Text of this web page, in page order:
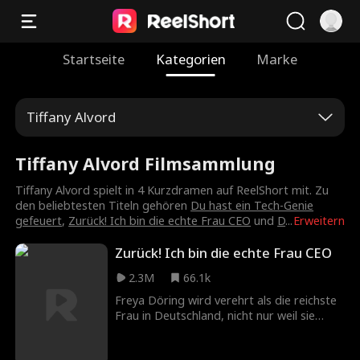
Startseite Kategorien Marke
Tiffany Alvord
Tiffany Alvord Filmsammlung
Erweitern
Tiffany Alvord spielt in 4 Kurzdramen auf ReelShort mit. Zu
den beliebtesten Titeln gehören Du hast ein Tech-Genie
gefeuert, Zurück! Ich bin die echte Frau CEO und D...
Zurück! Ich bin die echte Frau CEO
2.3M
66.1k
Freya Döring wird verehrt als die reichste
Frau in Deutschland, nicht nur weil sie